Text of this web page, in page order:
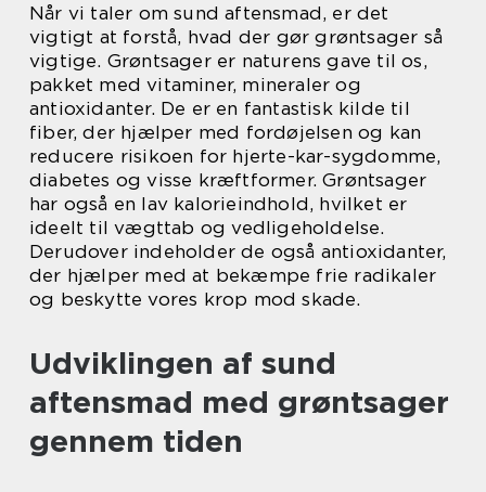
Når vi taler om sund aftensmad, er det
vigtigt at forstå, hvad der gør grøntsager så
vigtige. Grøntsager er naturens gave til os,
pakket med vitaminer, mineraler og
antioxidanter. De er en fantastisk kilde til
fiber, der hjælper med fordøjelsen og kan
reducere risikoen for hjerte-kar-sygdomme,
diabetes og visse kræftformer. Grøntsager
har også en lav kalorieindhold, hvilket er
ideelt til vægttab og vedligeholdelse.
Derudover indeholder de også antioxidanter,
der hjælper med at bekæmpe frie radikaler
og beskytte vores krop mod skade.
Udviklingen af sund
aftensmad med grøntsager
gennem tiden